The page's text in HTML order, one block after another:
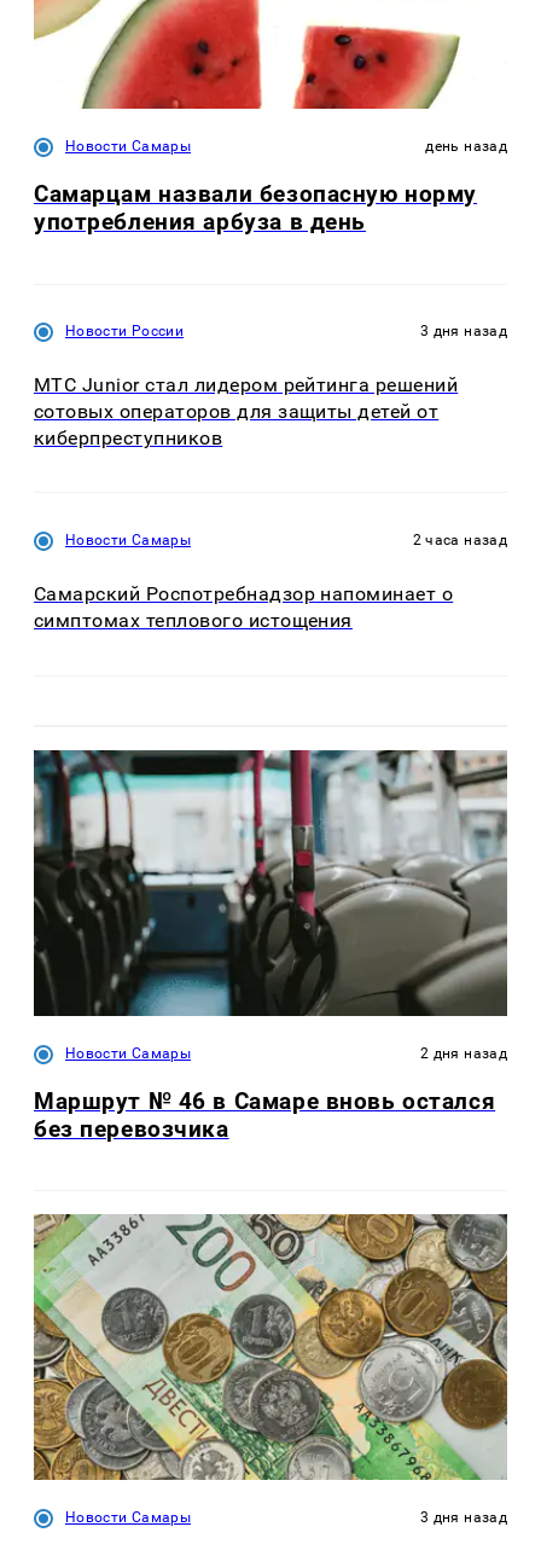
Новости Самары день назад
Самарцам назвали безопасную норму
употребления арбуза в день
Новости России 3 дня назад
МТС Junior стал лидером рейтинга решений
сотовых операторов для защиты детей от
киберпреступников
Новости Самары 2 часа назад
Самарский Роспотребнадзор напоминает о
симптомах теплового истощения
Новости Самары 2 дня назад
Маршрут № 46 в Самаре вновь остался
без перевозчика
Новости Самары 3 дня назад